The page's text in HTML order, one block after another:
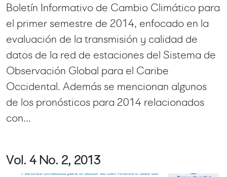
Boletín Informativo de Cambio Climático para
el primer semestre de 2014, enfocado en la
evaluación de la transmisión y calidad de
datos de la red de estaciones del Sistema de
Observación Global para el Caribe
Occidental. Además se mencionan algunos
de los pronósticos para 2014 relacionados
con...
Vol. 4 No. 2, 2013